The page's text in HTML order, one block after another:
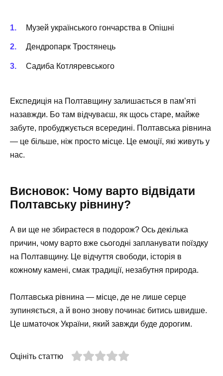
Музей українського гончарства в Опішні
Дендропарк Тростянець
Садиба Котляревського
Експедиція на Полтавщину залишається в пам’яті
назавжди. Бо там відчуваєш, як щось старе, майже
забуте, пробуджується всередині. Полтавська рівнина
— це більше, ніж просто місце. Це емоції, які живуть у
нас.
Висновок: Чому варто відвідати
Полтавську рівнину?
А ви ще не збираєтеся в подорож? Ось декілька
причин, чому варто вже сьогодні запланувати поїздку
на Полтавщину. Це відчуття свободи, історія в
кожному камені, смак традиції, незабутня природа.
Полтавська рівнина — місце, де не лише серце
зупиняється, а й воно знову починає битись швидше.
Це шматочок України, який завжди буде дорогим.
Оцініть статтю